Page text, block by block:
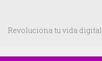
Revoluciona tu vida